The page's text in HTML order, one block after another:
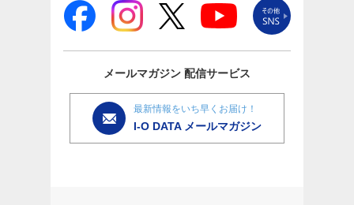
メールマガジン 配信サービス
最新情報をいち早くお届け！
I-O DATA メールマガジン